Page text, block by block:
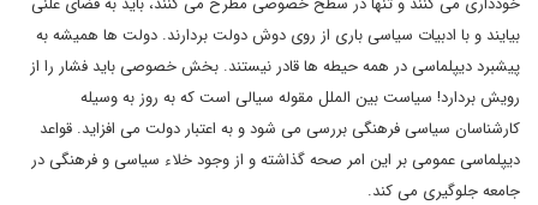
بیایند و با ادبیات سیاسی باری از روی دوش دولت بردارند. دولت ها همیشه به
پیشبرد دیپلماسی در همه حیطه ها قادر نیستند. بخش خصوصی باید فشار را از
رویش بردارد! سیاست بین الملل مقوله سیالی است که به روز به وسیله
کارشناسان سیاسی فرهنگی بررسی می شود و به اعتبار دولت می افزاید. قواعد
دیپلماسی عمومی بر این امر صحه گذاشته و از وجود خلاء سیاسی و فرهنگی در
جامعه جلوگیری می کند.